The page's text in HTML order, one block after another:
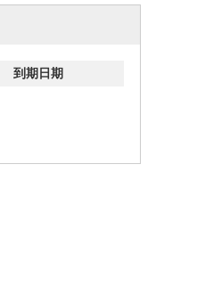
到期日期